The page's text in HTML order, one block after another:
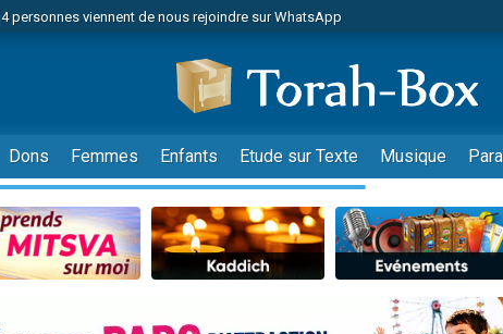
4 personnes viennent de nous rejoindre sur WhatsApp
Odaya vient de donner son Maasser
3 personnes viennent de faire un don pour 5 jours de vacances aux Orphelins
3 personnes viennent de faire un don pour Diane, 80 ans, dans un
13 personnes viennent de demander une bénédiction
2 personnes viennent de nous rejoindre sur WhatsApp
30 personnes viennent de faire un don pour Sauvez la jambe de Yohan
Il reste 49 places pour étudier en groupe sur Zoom
Dons Femmes Enfants Etude sur Texte Musique